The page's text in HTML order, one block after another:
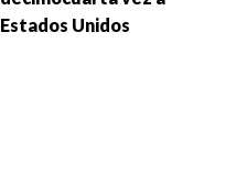
Estados Unidos